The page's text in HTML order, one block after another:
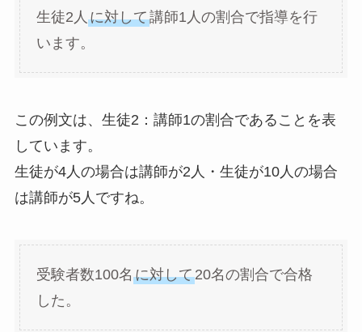
生徒2人 に対して講師1人の割合で指導を行
います。
この例文は、生徒2：講師1の割合であることを表
しています。
生徒が4人の場合は講師が2人・生徒が10人の場合
は講師が5人ですね。
受験者数100名 に対して20名の割合で合格
した。